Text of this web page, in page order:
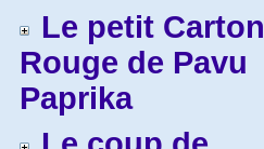
Le petit Carton
Rouge de Pavu
Paprika